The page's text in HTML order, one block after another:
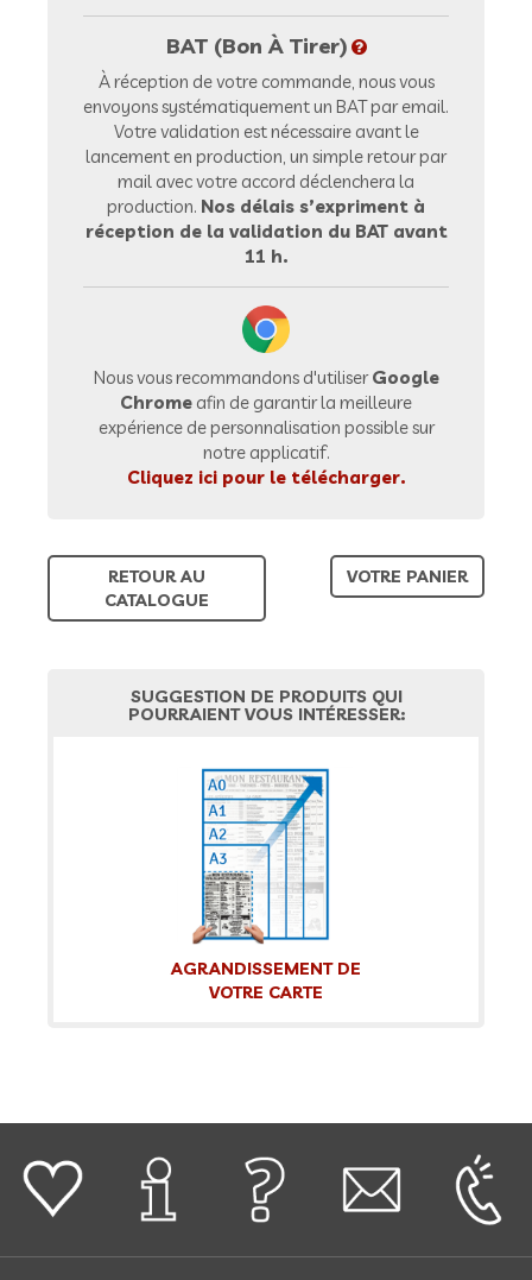
BAT (Bon À Tirer)
À réception de votre commande, nous vous
envoyons systématiquement un BAT par email.
Votre validation est nécessaire avant le
lancement en production, un simple retour par
mail avec votre accord déclenchera la
production. Nos délais s’expriment à
réception de la validation du BAT avant
11 h.
Nous vous recommandons d'utiliserGoogle
Chrome afin de garantir la meilleure
expérience de personnalisation possible sur
notre applicatif.
Cliquez ici pour le télécharger.
RETOUR AU
CATALOGUE
VOTRE PANIER
SUGGESTION DE PRODUITS QUI
POURRAIENT VOUS INTÉRESSER:
AGRANDISSEMENT DE
VOTRE CARTE